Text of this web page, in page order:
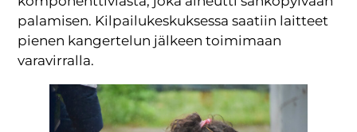
palamisen. Kilpailukeskuksessa saatiin laitteet
pienen kangertelun jälkeen toimimaan
varavirralla.